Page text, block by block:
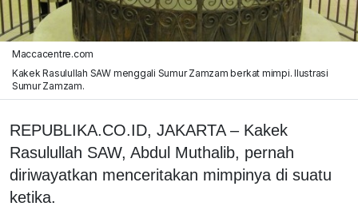
Maccacentre.com
Kakek Rasulullah SAW menggali Sumur Zamzam berkat mimpi. Ilustrasi
Sumur Zamzam.
REPUBLIKA.CO.ID, JAKARTA – Kakek
Rasulullah SAW, Abdul Muthalib, pernah
diriwayatkan menceritakan mimpinya di suatu
ketika.